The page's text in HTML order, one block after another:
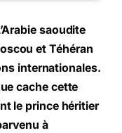
saoudite
et Téhéran
internationales.
cache cette
le prince héritier
à